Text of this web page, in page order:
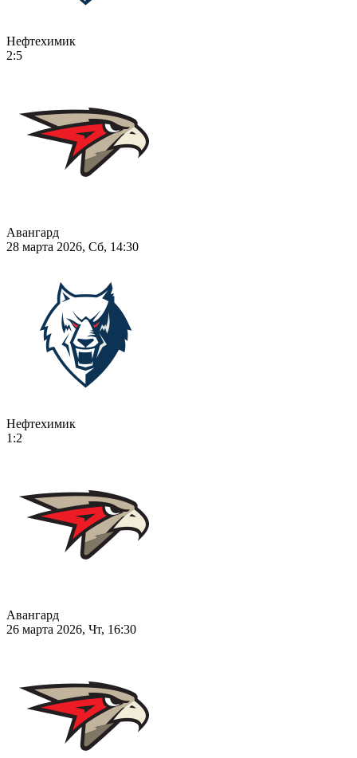
Нефтехимик
2:5
Авангард
28 марта 2026, Сб, 14:30
Нефтехимик
1:2
Авангард
26 марта 2026, Чт, 16:30